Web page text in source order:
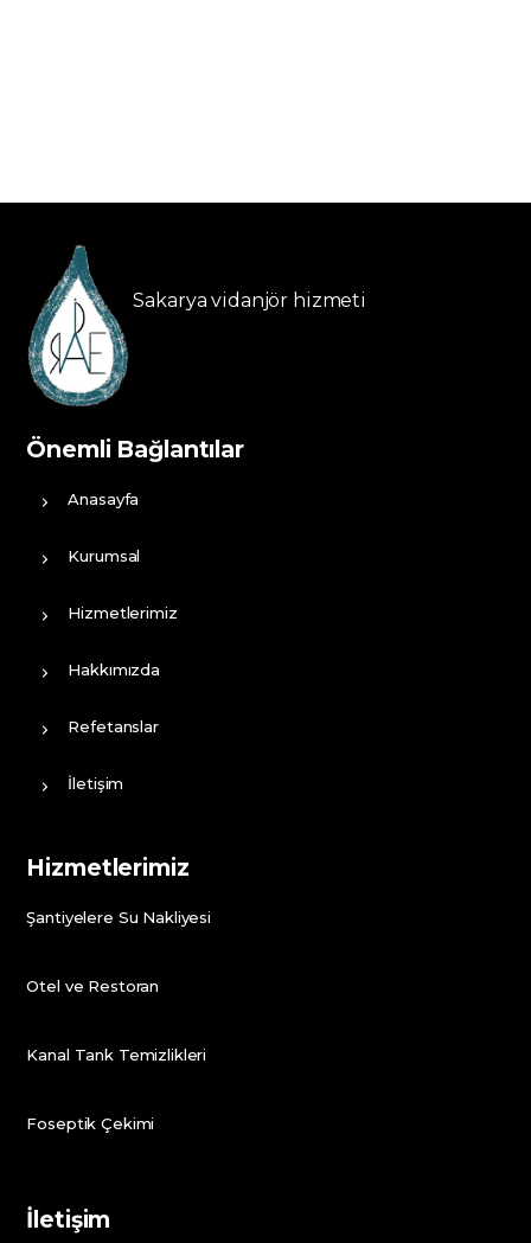
Sakarya vidanjör hizmeti
Önemli Bağlantılar
Anasayfa
Kurumsal
Hizmetlerimiz
Hakkımızda
Refetanslar
İletişim
Hizmetlerimiz
Şantiyelere Su Nakliyesi
Otel ve Restoran
Kanal Tank Temizlikleri
Foseptik Çekimi
İletişim